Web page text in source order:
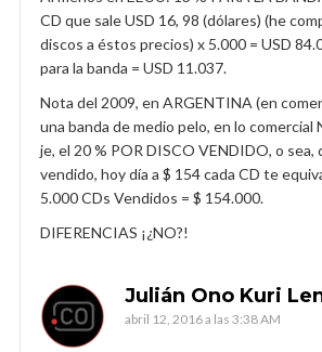
CD que sale USD 16, 98 (dólares) (he
discos a éstos precios) x 5.000 = USD
para la banda = USD 11.037.
Nota del 2009, en ARGENTINA (en
una banda de medio pelo, en lo comercial
je, el 20 % POR DISCO VENDIDO, o sea,
vendido, hoy día a $ 154 cada CD te
5.000 CDs Vendidos = $ 154.000.
DIFERENCIAS ¡¿NO?!
Julián Ono Kuri
abril 12, 2016 a las 3:38 AM